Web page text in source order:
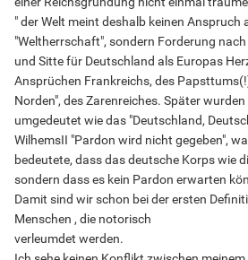
" der Welt meint deshalb keinen Anspruch
"Weltherrschaft", sondern Forderung
und Sitte für Deutschland als Europas
Ansprüchen Frankreichs, des
Norden", des Zarenreiches. Später
umgedeutet wie das "Deutschland,
WilhemsII "Pardon wird nicht gegeben",
bedeutete, dass das deutsche Korps wie
sondern dass es kein Pardon erwarten
Damit sind wir schon bei der ersten
Menschen , die notorisch
verleumdet werden.